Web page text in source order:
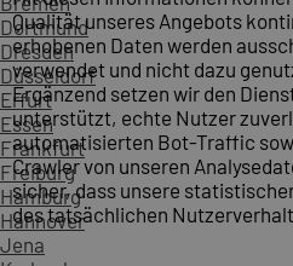
Dortmund
Dresden
Düsseldorf
Erfurt
Essen
Frankfurt
Freiburg
Hamburg
Hannover
Jena
Qualität unseres Angebots
erhobenen Daten werden
verwendet und nicht dazu
Ergänzend setzen wir den
unterstützt, echte Nutzer
automatisierten Bot-Traffic
Crawler von unseren
sicher, dass unsere
des tatsächlichen